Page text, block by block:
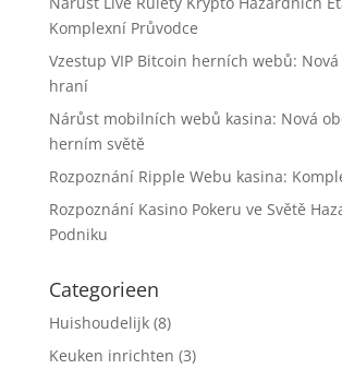
Komplexní Průvodce
Vzestup VIP Bitcoin herních webů:
hraní
Nárůst mobilních webů kasina: Nová
herním světě
Rozpoznání Ripple Webu kasina:
Rozpoznání Kasino Pokeru ve Světě
Podniku
Categorieen
Huishoudelijk(8)
Keuken inrichten (3)